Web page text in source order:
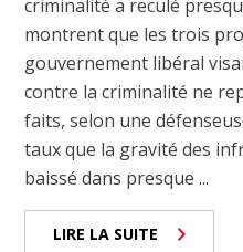
criminalité a reculé
montrent que les trois
gouvernement libéral
contre la criminalité ne
faits, selon une
taux que la gravité des
baissé dans presque ...
LIRE LA SUITE